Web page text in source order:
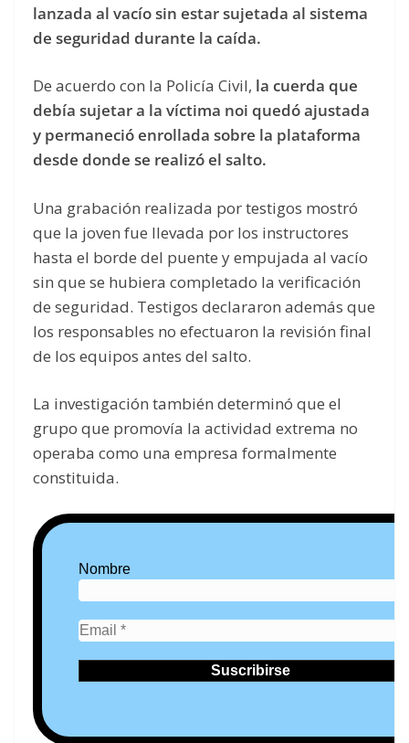
lanzada al vacío sin estar sujetada al sistema
de seguridad durante la caída.
De acuerdo con la Policía Civil, la cuerda que
debía sujetar a la víctima noi quedó ajustada
y permaneció enrollada sobre la plataforma
desde donde se realizó el salto.
Una grabación realizada por testigos mostró
que la joven fue llevada por los instructores
hasta el borde del puente y empujada al vacío
sin que se hubiera completado la verificación
de seguridad. Testigos declararon además que
los responsables no efectuaron la revisión final
de los equipos antes del salto.
La investigación también determinó que el
grupo que promovía la actividad extrema no
operaba como una empresa formalmente
constituida.
Nombre